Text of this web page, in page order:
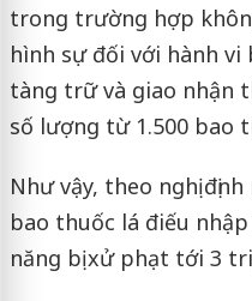
trong trường hợp
hình sự đối với hành vi
tàng trữ và giao nhận
số lượng từ 1.500 bao
Như vậy, theo nghị
bao thuốc lá điếu
năng bị xử phạt tới 3